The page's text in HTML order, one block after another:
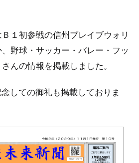
１初参戦の信州ブレイブウォリ
野球・サッカー・バレー・フッ
んの情報を掲載しました。
しての御礼も掲載しておりま